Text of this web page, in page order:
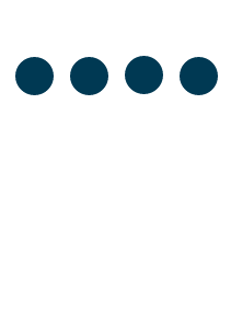
Facebook